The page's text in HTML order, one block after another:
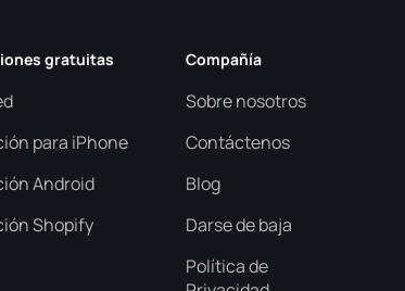
gratuitas
para iPhone
Android
Shopify
Compañía
Sobre nosotros
Contáctenos
Blog
Darse de baja
Política de